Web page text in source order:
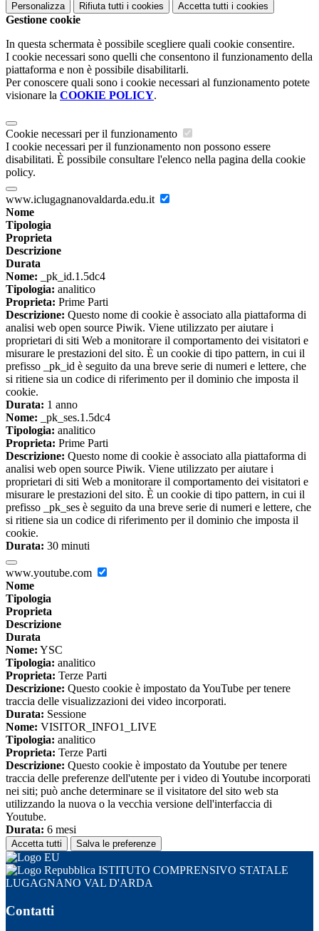
Personalizza Rifiuta tutti i cookies Accetta tutti i cookies
Gestione cookie
In questa schermata è possibile scegliere quali cookie consentire.
I cookie necessari sono quelli che consentono il funzionamento della
piattaforma e non è possibile disabilitarli.
Per conoscere quali sono i cookie necessari al funzionamento potete
visionare la COOKIE POLICY.
Cookie necessari per il funzionamento
I cookie necessari per il funzionamento non possono essere
disabilitati. È possibile consultare l'elenco nella pagina della cookie
policy.
www.iclugagnanovaldarda.edu.it
Nome
Tipologia
Proprieta
Descrizione
Durata
Nome: _pk_id.1.5dc4
Tipologia: analitico
Proprieta: Prime Parti
Descrizione: Questo nome di cookie è associato alla piattaforma di
analisi web open source Piwik. Viene utilizzato per aiutare i
proprietari di siti Web a monitorare il comportamento dei visitatori e
misurare le prestazioni del sito. È un cookie di tipo pattern, in cui il
prefisso _pk_id è seguito da una breve serie di numeri e lettere, che
si ritiene sia un codice di riferimento per il dominio che imposta il
cookie.
Durata: 1 anno
Nome: _pk_ses.1.5dc4
Tipologia: analitico
Proprieta: Prime Parti
Descrizione: Questo nome di cookie è associato alla piattaforma di
analisi web open source Piwik. Viene utilizzato per aiutare i
proprietari di siti Web a monitorare il comportamento dei visitatori e
misurare le prestazioni del sito. È un cookie di tipo pattern, in cui il
prefisso _pk_ses è seguito da una breve serie di numeri e lettere, che
si ritiene sia un codice di riferimento per il dominio che imposta il
cookie.
Durata: 30 minuti
www.youtube.com
Nome
Tipologia
Proprieta
Descrizione
Durata
Nome: YSC
Tipologia: analitico
Proprieta: Terze Parti
Descrizione: Questo cookie è impostato da YouTube per tenere
traccia delle visualizzazioni dei video incorporati.
Durata: Sessione
Nome: VISITOR_INFO1_LIVE
Tipologia: analitico
Proprieta: Terze Parti
Descrizione: Questo cookie è impostato da Youtube per tenere
traccia delle preferenze dell'utente per i video di Youtube incorporati
nei siti; può anche determinare se il visitatore del sito web sta
utilizzando la nuova o la vecchia versione dell'interfaccia di
Youtube.
Durata: 6 mesi
Accetta tutti Salva le preferenze
ISTITUTO COMPRENSIVO STATALE
LUGAGNANO VAL D'ARDA
Contatti